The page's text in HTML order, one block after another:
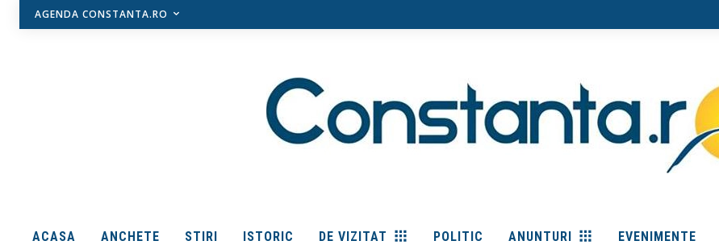
AGENDA CONSTANTA.RO
ACASA ANCHETE STIRI ISTORIC DE VIZITAT POLITIC ANUNTURI EVENIMENTE